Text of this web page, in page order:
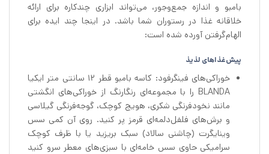
بامبو و اندازه جمع‌وجور، می‌تواند ابزاری چندکاره برای ارائه
خلاقانه غذا در رستوران شما باشد. در اینجا چند ایده برای
الهام‌گرفتن آورده شده است:
پیش‌غذاهای لذیذ
خوراکی‌های فینگرفود: کاسه بامبو قطر 12 سانتی متر ایکیا
BLANDA را با مجموعه‌ای رنگارنگ از خوراکی‌های انگشتی
مانند نخودفرنگی شکری، هویج کوچک، گوجه‌فرنگی گیلاسی
و برش‌های فلفل‌دلمه‌ای قرمز پر کنید. روی آن کمی سس
وینایگرت (چاشنی سالاد) سبک بریزید یا با ظرف کوچک
سرامیکی حاوی سس خامه‌ای با سبزی‌های معطر سرو کنید